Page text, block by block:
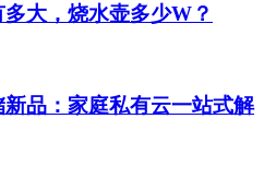
大，烧水壶多少W？
品：家庭私有云一站式解